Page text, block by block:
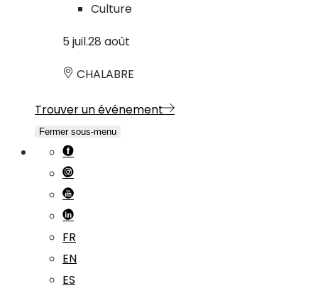
Culture
5 juil.28 août
CHALABRE
Trouver un événement
Fermer sous-menu
FR
EN
ES